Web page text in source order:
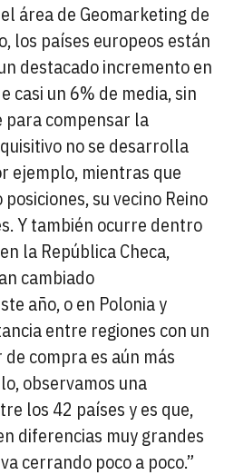
área de Geomarketing de
los países europeos están
destacado incremento en
casi un 6% de media, sin
para compensar la
no se desarrolla
ejemplo, mientras que
su vecino Reino
Y también ocurre dentro
la República Checa,
cambiado
año, o en Polonia y
entre regiones con un
compra es aún más
observamos una
los 42 países y es que,
diferencias muy grandes
cerrando poco a poco.”